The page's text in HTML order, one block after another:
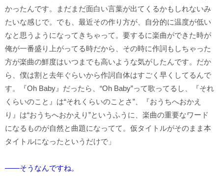
かったんです。まだまだ面白い言葉が出てくるかもしれないみ
たいな感じで。でも、最近その作り方が、自分的に温度が低い
なと思うようになってきちゃって。要するに楽曲ができた時が
俺が一番盛り上がってる時だから、その時に作詞もしちゃった
方が楽曲の鮮度はいつまでも高いような気がしたんです。だか
ら、僕は割と去年ぐらいから作詞自体はすごく早くしてるんで
す。『Oh Baby』だったら、“Oh Baby”って歌ってるし、『それ
くらいのこと』は“それくらいのことさ”、『おうちへおかえ
り』は“おうちへおかえり”というふうに、楽曲の重要なワード
になるものが自然と曲題になってて。仮タイトルがそのまま本
タイトルになったというだけで」
――そうなんですね。